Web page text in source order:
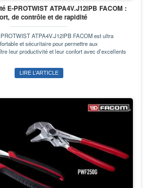
E-PROTWIST ATPA4V.J12IPB FACOM :
de contrôle et de rapidité
ATPA4V.J12IPB FACOM est ultra
et sécuritaire pour permettre aux
leur productivité et leur confort avec d’excellents
LIRE L’ARTICLE